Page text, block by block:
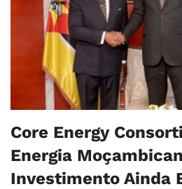
Core Energy
Energia
Investimento Ainda